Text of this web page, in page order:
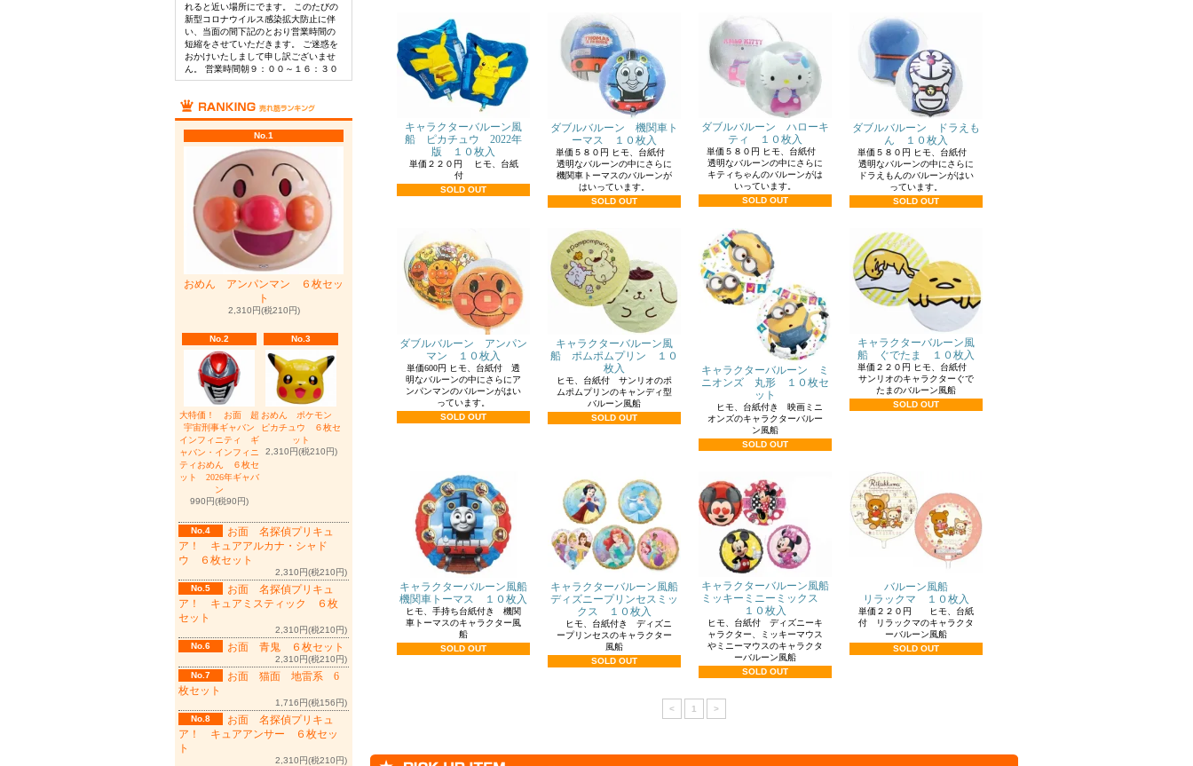
れると近い場所にでます。 このたびの
新型コロナウイルス感染拡大防止に伴
い、当面の間下記のとおり営業時間の
短縮をさせていただきます。 ご迷惑を
おかけいたしまして申し訳ございませ
ん。 営業時間朝９：００～１６：３０
No.1
おめん アンパンマン ６枚セッ
ト
2,310円(税210円)
No.2
大特価！ お面 超
宇宙刑事ギャバン
インフィニティ ギ
ャバン・インフィニ
ティおめん ６枚セ
ット 2026年ギャバ
ン
990円(税90円)
No.3
おめん ポケモン
ピカチュウ ６枚セ
ット
2,310円(税210円)
No.4
お面 名探偵プリキュ
ア！ キュアアルカナ・シャド
ウ ６枚セット
2,310円(税210円)
No.5
お面 名探偵プリキュ
ア！ キュアミスティック ６枚
セット
2,310円(税210円)
No.6
お面 青鬼 ６枚セット
2,310円(税210円)
No.7
お面 猫面 地雷系 6
枚セット
1,716円(税156円)
No.8
お面 名探偵プリキュ
ア！ キュアアンサー ６枚セッ
ト
2,310円(税210円)
キャラクターバルーン風
船 ピカチュウ 2022年
版 １０枚入
単価２２０円 ヒモ、台紙
付
SOLD OUT
ダブルバルーン 機関車ト
ーマス １０枚入
単価５８０円 ヒモ、台紙付
透明なバルーンの中にさらに
機関車トーマスのバルーンが
はいっています。
SOLD OUT
ダブルバルーン ハローキ
ティ １０枚入
単価５８０円 ヒモ、台紙付
透明なバルーンの中にさらに
キティちゃんのバルーンがは
いっています。
SOLD OUT
ダブルバルーン ドラえも
ん １０枚入
単価５８０円 ヒモ、台紙付
透明なバルーンの中にさらに
ドラえもんのバルーンがはい
っています。
SOLD OUT
ダブルバルーン アンパン
マン １０枚入
単価600円 ヒモ、台紙付 透
明なバルーンの中にさらにア
ンパンマンのバルーンがはい
っています。
SOLD OUT
キャラクターバルーン風
船 ポムポムプリン １０
枚入
ヒモ、台紙付 サンリオのポ
ムポムプリンのキャンディ型
バルーン風船
SOLD OUT
キャラクターバルーン ミ
ニオンズ 丸形 １０枚セ
ット
ヒモ、台紙付き 映画ミニ
オンズのキャラクターバルー
ン風船
SOLD OUT
キャラクターバルーン風
船 ぐでたま １０枚入
単価２２０円 ヒモ、台紙付
サンリオのキャラクターぐで
たまのバルーン風船
SOLD OUT
キャラクターバルーン風船
機関車トーマス １０枚入
ヒモ、手持ち台紙付き 機関
車トーマスのキャラクター風
船
SOLD OUT
キャラクターバルーン風船
ディズニープリンセスミッ
クス １０枚入
ヒモ、台紙付き ディズニ
ープリンセスのキャラクター
風船
SOLD OUT
キャラクターバルーン風船
ミッキーミニーミックス
１０枚入
ヒモ、台紙付 ディズニーキ
ャラクター、ミッキーマウス
やミニーマウスのキャラクタ
ーバルーン風船
SOLD OUT
バルーン風船
リラックマ １０枚入
単価２２０円 ヒモ、台紙
付 リラックマのキャラクタ
ーバルーン風船
SOLD OUT
< 1 >